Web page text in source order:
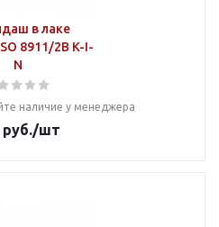
в лаке
8911/2В K-I-
N
наличие у менеджера
руб./шт